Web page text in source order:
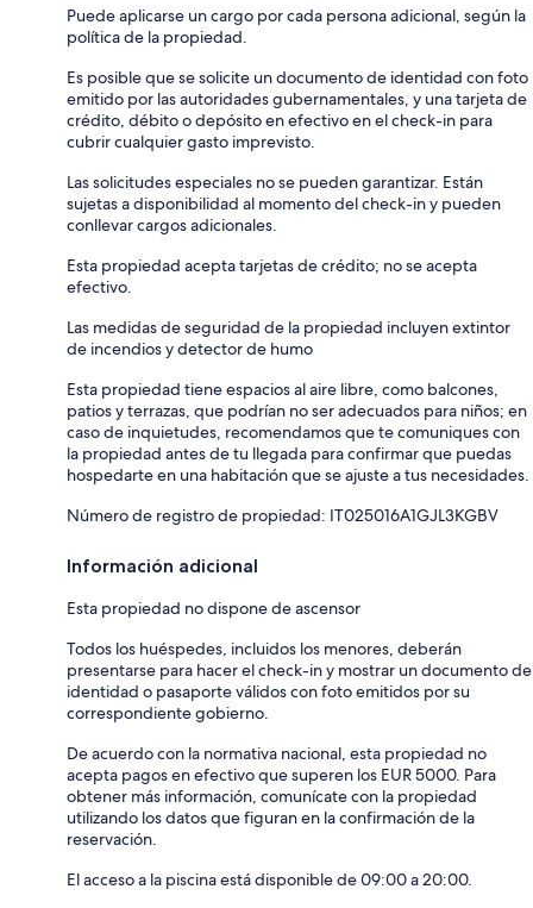
Puede aplicarse un cargo por cada persona adicional, según la
política de la propiedad.
Es posible que se solicite un documento de identidad con foto
emitido por las autoridades gubernamentales, y una tarjeta de
crédito, débito o depósito en efectivo en el check-in para
cubrir cualquier gasto imprevisto.
Las solicitudes especiales no se pueden garantizar. Están
sujetas a disponibilidad al momento del check-in y pueden
conllevar cargos adicionales.
Esta propiedad acepta tarjetas de crédito; no se acepta
efectivo.
Las medidas de seguridad de la propiedad incluyen extintor
de incendios y detector de humo
Esta propiedad tiene espacios al aire libre, como balcones,
patios y terrazas, que podrían no ser adecuados para niños; en
caso de inquietudes, recomendamos que te comuniques con
la propiedad antes de tu llegada para confirmar que puedas
hospedarte en una habitación que se ajuste a tus necesidades.
Número de registro de propiedad: IT025016A1GJL3KGBV
Información adicional
Esta propiedad no dispone de ascensor
Todos los huéspedes, incluidos los menores, deberán
presentarse para hacer el check-in y mostrar un documento de
identidad o pasaporte válidos con foto emitidos por su
correspondiente gobierno.
De acuerdo con la normativa nacional, esta propiedad no
acepta pagos en efectivo que superen los EUR 5000. Para
obtener más información, comunícate con la propiedad
utilizando los datos que figuran en la confirmación de la
reservación.
El acceso a la piscina está disponible de 09:00 a 20:00.